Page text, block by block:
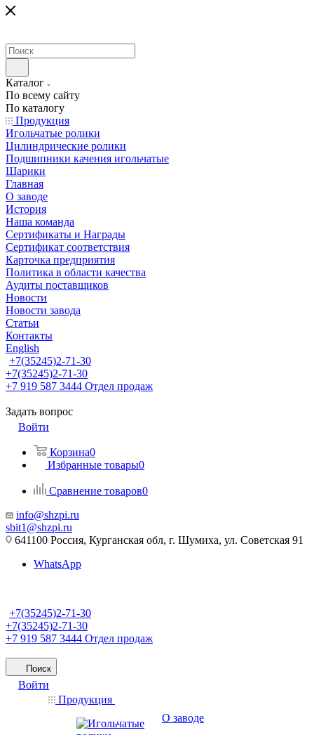
Каталог
По всему сайту
По каталогу
Продукция
Игольчатые ролики
Цилиндрические ролики
Подшипники качения игольчатые
Шарики
Главная
О заводе
История
Наша команда
Сертификаты и Награды
Сертификат соответствия
Карточка предприятия
Политика в области качества
Аудиты поставщиков
Новости
Новости завода
Статьи
Контакты
English
+7(35245)2-71-30
+7(35245)2-71-30
+7 919 587 3444 Отдел продаж
Задать вопрос
Войти
Корзина0
Избранные товары0
Сравнение товаров0
info@shzpi.ru
sbit1@shzpi.ru
641100 Россия, Курганская обл, г. Шумиха, ул. Советская 91
WhatsApp
+7(35245)2-71-30
+7(35245)2-71-30
+7 919 587 3444 Отдел продаж
Поиск
Войти
Продукция
О заводе